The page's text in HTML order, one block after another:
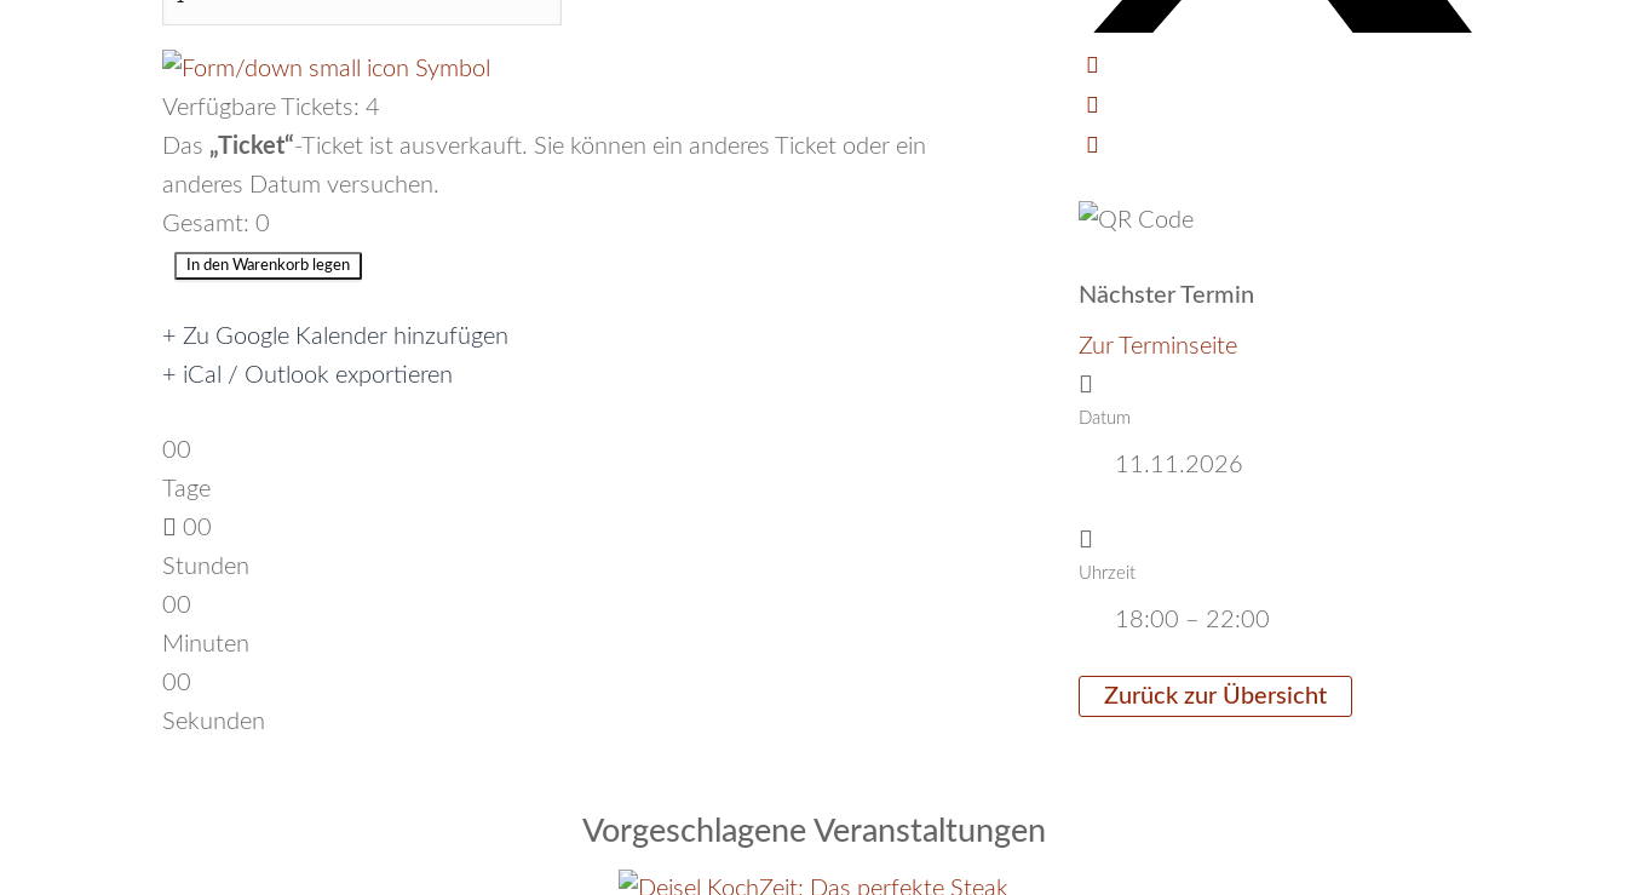
Verfügbare Tickets:4
Das „Ticket“-Ticket ist ausverkauft. Sie können ein anderes Ticket oder ein
anderes Datum versuchen.
Gesamt:0
In den Warenkorb legen
+ Zu Google Kalender hinzufügen
+ iCal / Outlook exportieren
00
Tage
00
Stunden
00
Minuten
00
Sekunden
Nächster Termin
Zur Terminseite
Datum
11.11.2026
Uhrzeit
18:00 – 22:00
Zurück zur Übersicht
Vorgeschlagene Veranstaltungen